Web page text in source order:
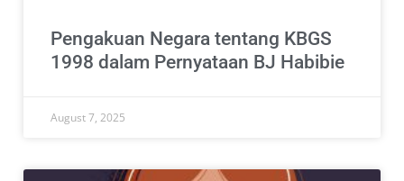
Pengakuan Negara tentang KBGS
1998 dalam Pernyataan BJ Habibie
August 7, 2025